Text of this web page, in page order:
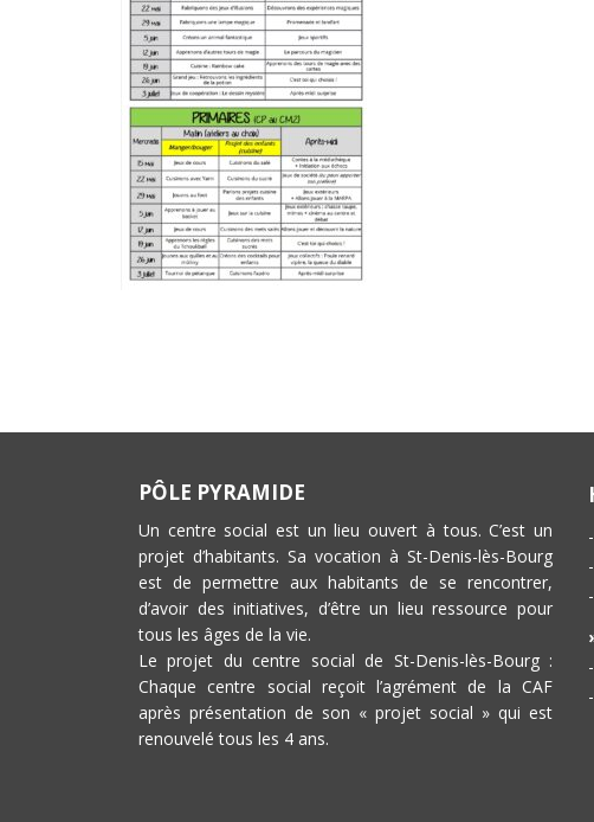
PÔLE PYRAMIDE
Un centre social est un lieu ouvert à tous. C’est un
projet d’habitants. Sa vocation à St-Denis-lès-Bourg
est de permettre aux habitants de se rencontrer,
d’avoir des initiatives, d’être un lieu ressource pour
tous les âges de la vie.
Le projet du centre social de St-Denis-lès-Bourg :
Chaque centre social reçoit l’agrément de la CAF
après présentation de son « projet social » qui est
renouvelé tous les 4 ans.